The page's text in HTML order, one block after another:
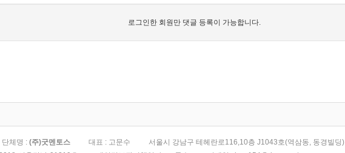
로그인한 회원만 댓글 등록이 가능합니다.
단체명 : (주)굿멘토스 대표 : 고문수 서울시 강남구 테헤란로116,10층 J1043호(역삼동, 동경빌딩)